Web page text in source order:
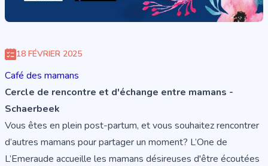
18 FÉVRIER 2025
Café des mamans
Cercle de rencontre et d'échange entre mamans -
Schaerbeek
Vous êtes en plein post-partum, et vous souhaitez rencontrer
d’autres mamans pour partager un moment? L’One de
L’Emeraude accueille les mamans désireuses d'être écoutées